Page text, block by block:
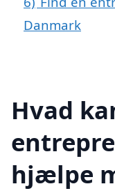
Danmark
Hvad
hjælpe